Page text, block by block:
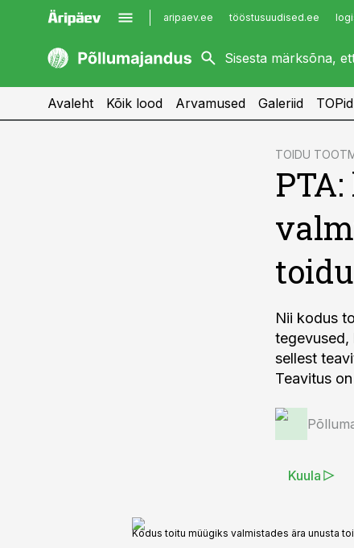
aripaev.ee tööstusuudised.ee
kaubandus.ee
kinnisvarauudised.ee
imelineajalugu.ee
Avaleht Kõik lood Arvamused Galeriid TOPid
TOIDU
Nii kodus
tegevused,
sellest
Teavitus
Kuula
Kodus toitu müügiks valmistades ära unusta